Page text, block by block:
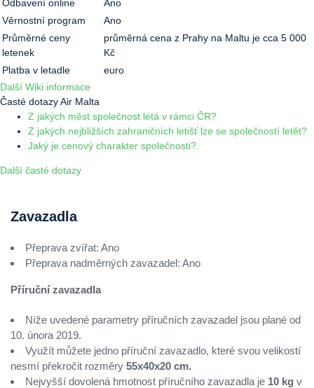
Odbavení online
Ano
Věrnostní program
Ano
Průměrné ceny
letenek
průměrná cena z Prahy na Maltu je cca 5 000
Kč
Platba v letadle
euro
Další Wiki informace
Časté dotazy Air Malta
Z jakých měst společnost létá v rámci ČR?
Z jakých nejbližších zahraničních letišť lze se společností letět?
Jaký je cenový charakter společnosti?
Další časté dotazy
Zavazadla
Přeprava zvířat: Ano
Přeprava nadměrných zavazadel: Ano
Příruční zavazadla
Níže uvedené parametry příručních zavazadel jsou plané od
10. února 2019.
Využít můžete jedno příruční zavazadlo, které svou velikostí
nesmí překročit rozměry 55x40x20 cm.
Nejvyšší dovolená hmotnost příručního zavazadla je 10 kg v